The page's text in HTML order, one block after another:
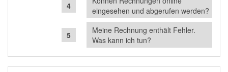
eingesehen und abgerufen werden?
Meine Rechnung enthält Fehler.
Was kann ich tun?